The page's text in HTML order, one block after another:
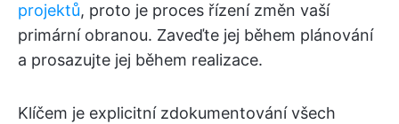
projektů, proto je proces řízení změn vaší
primární obranou. Zaveďte jej během plánování
a prosazujte jej během realizace.
Klíčem je explicitní zdokumentování všech